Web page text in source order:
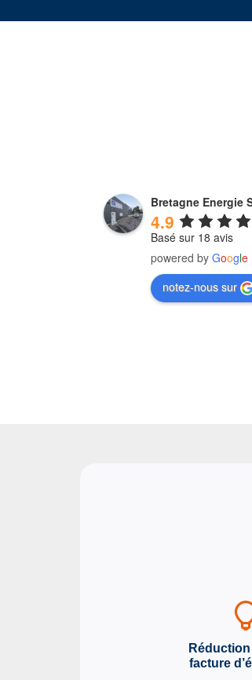
Bretagne Energie
4.9
Basé sur 18 avis
powered by Google
notez-nous sur
facture